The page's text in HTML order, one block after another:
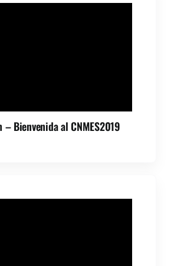
– Bienvenida al CNMES2019